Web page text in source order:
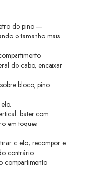
do pino —
o tamanho mais
do cabo, encaixar
bloco, pino
bater com
em toques
o elo; recompor e
contrário.
compartimento